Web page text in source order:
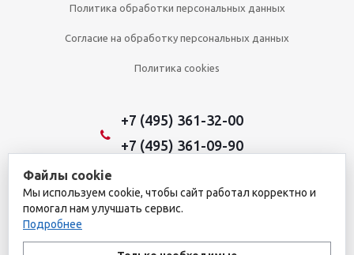
Политика обработки персональных данных
Согласие на обработку персональных данных
Политика cookies
+7 (495) 361-32-00
+7 (495) 361-09-90
2026 © Уникальный интернет-магазин
Обращаем ваше внимание на то, что данный интернет-сайт носит
Файлы cookie
Мы используем cookie, чтобы сайт работал корректно и
помогал нам улучшать сервис.
Подробнее